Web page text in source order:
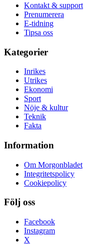
Kontakt & support
Prenumerera
E-tidning
Tipsa oss
Kategorier
Inrikes
Utrikes
Ekonomi
Sport
Nöje & kultur
Teknik
Fakta
Information
Om Morgonbladet
Integritetspolicy
Cookiepolicy
Följ oss
Facebook
Instagram
X